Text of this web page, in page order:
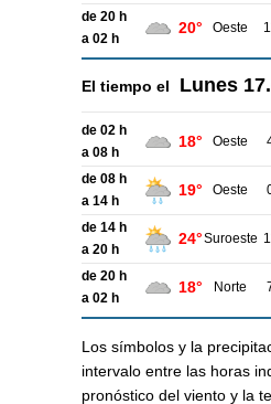
de 20 h
a 02 h
20° Oeste
El tiempo el Lunes
de 02 h
a 08 h
18° Oeste
de 08 h
a 14 h
19° Oeste
de 14 h
a 20 h
24°Suroeste
de 20 h
a 02 h
18° Norte
Los símbolos y la
intervalo entre las horas
pronóstico del viento y la